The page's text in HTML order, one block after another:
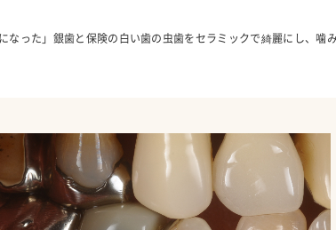
なった」銀歯と保険の白い歯の虫歯をセラミックで綺麗にし、噛